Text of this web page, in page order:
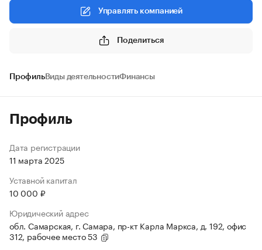
Управлять компанией
Поделиться
ПрофильВиды деятельностиФинансы
Профиль
Дата регистрации
11 марта 2025
Уставной капитал
10 000 ₽
Юридический адрес
обл. Самарская, г. Самара, пр-кт Карла Маркса, д. 192, офис
312, рабочее место 53